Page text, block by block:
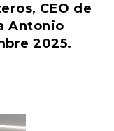
CEO de
Antonio
2025.